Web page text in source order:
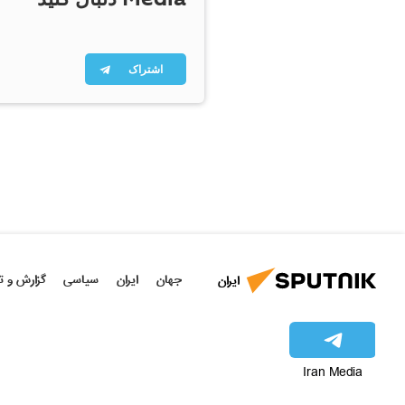
اشتراک
ایران جهان ایران سیاسی گزارش و
Iran Media